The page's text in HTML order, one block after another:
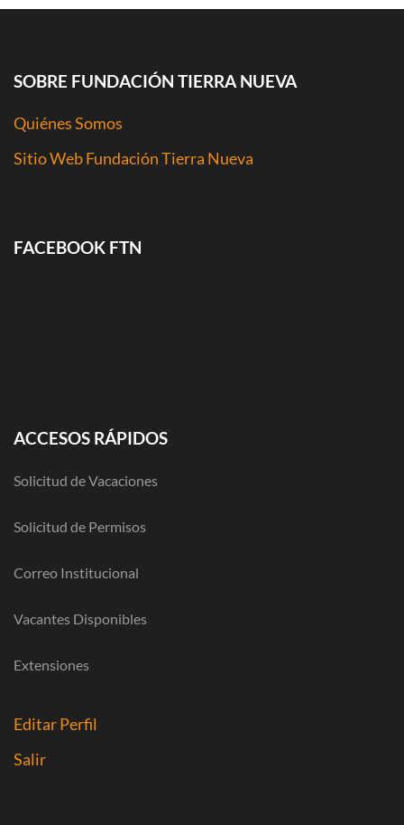
SOBRE FUNDACIÓN TIERRA NUEVA
Quiénes Somos
Sitio Web Fundación Tierra Nueva
FACEBOOK FTN
ACCESOS RÁPIDOS
Solicitud de Vacaciones
Solicitud de Permisos
Correo Institucional
Vacantes Disponibles
Extensiones
Editar Perfil
Salir